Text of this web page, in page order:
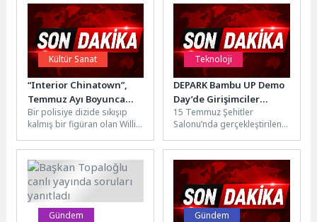
Kültür Sanat
“Interior Chinatown”,
Temmuz Ayı Boyunca
Çarşamba Günleri
21.30’da FX Ekranlarında
Yeni Bölümleriyle Devam
Bir polisiye dizide sıkışıp
kalmış bir figüran olan Willis
hikâyeye giden...
Teknoloji
DEPARK Bambu UP Demo
Day’de Girişimciler
Projelerini Ekosistemle
Buluşturdu
15 Temmuz Şehitler
Salonu’nda gerçekleştirilen
Üniversitesi Rektör
Yardımcısı Prof. Dr. Hamdi
Şükür...
Gündem Gündem